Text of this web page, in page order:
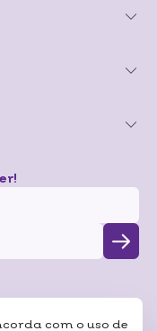
com o uso de